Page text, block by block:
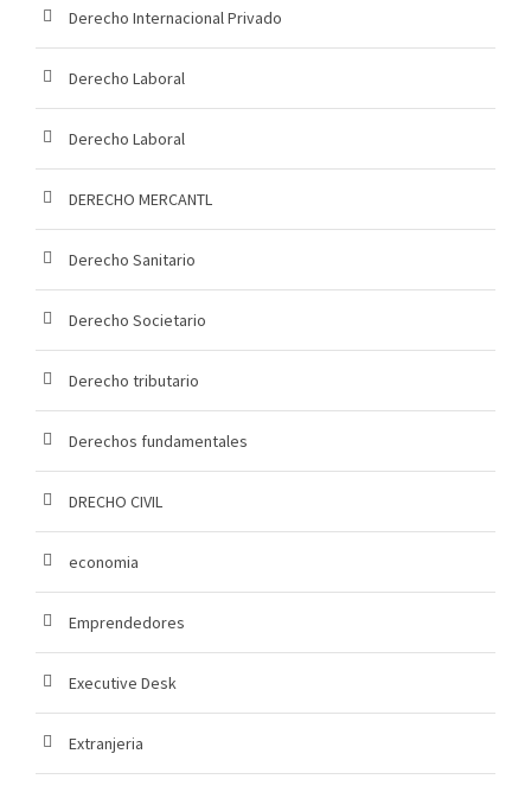
Derecho Internacional Privado
Derecho Laboral
Derecho Laboral
DERECHO MERCANTL
Derecho Sanitario
Derecho Societario
Derecho tributario
Derechos fundamentales
DRECHO CIVIL
economia
Emprendedores
Executive Desk
Extranjeria